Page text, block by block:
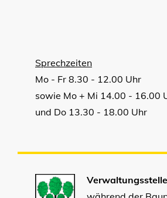
Sprechzeiten
Mo - Fr 8.30 - 12.00 Uhr
sowie Mo + Mi 14.00 - 16.00
und Do 13.30 - 18.00 Uhr
Verwaltungsstelle